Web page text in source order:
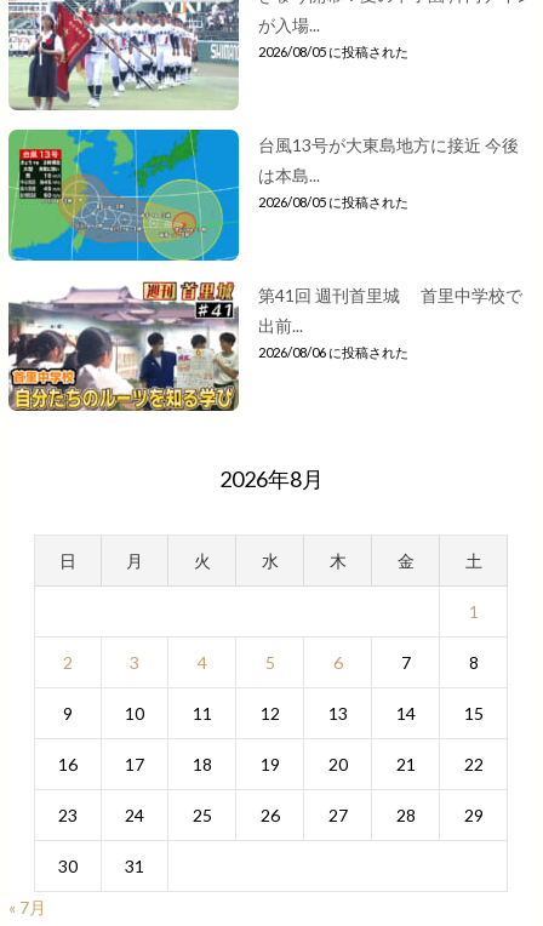
が入場...
2026/08/05 に投稿された
台風13号が大東島地方に接近 今後
は本島...
2026/08/05 に投稿された
第41回 週刊首里城 首里中学校で
出前...
2026/08/06 に投稿された
2026年8月
日 月 火 水 木 金 土
1
2 3 4 5 6 7 8
9 10 11 12 13 14 15
16 17 18 19 20 21 22
23 24 25 26 27 28 29
30
31
« 7月